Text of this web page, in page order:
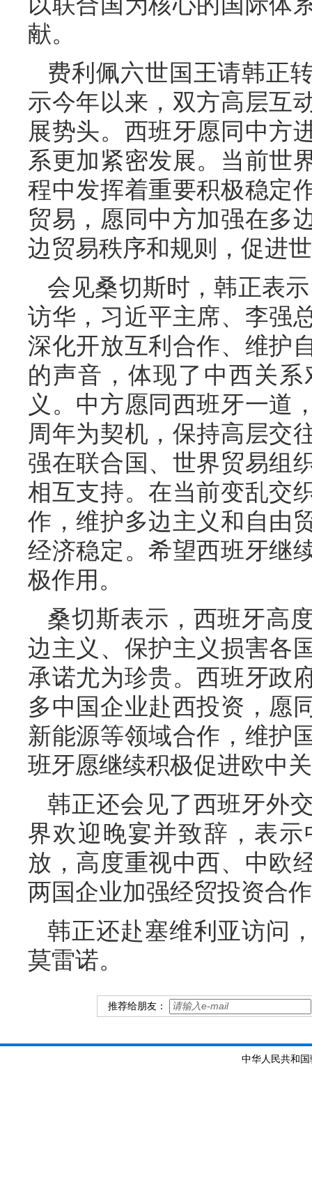
献。
费利佩六世国王请韩正
示今年以来，双方高层互
展势头。西班牙愿同中方
系更加紧密发展。当前世
程中发挥着重要积极稳定
贸易，愿同中方加强在多
边贸易秩序和规则，促进
会见桑切斯时，韩正表
访华，习近平主席、李强
深化开放互利合作、维护
的声音，体现了中西关
义。中方愿同西班牙一道
周年为契机，保持高层交
强在联合国、世界贸易组
相互支持。在当前变乱交
作，维护多边主义和自由
经济稳定。希望西班牙继
极作用。
桑切斯表示，西班牙高
边主义、保护主义损害各
承诺尤为珍贵。西班牙政
多中国企业赴西投资，愿
新能源等领域合作，维护
班牙愿继续积极促进欧中
韩正还会见了西班牙外
界欢迎晚宴并致辞，表
放，高度重视中西、中欧
两国企业加强经贸投资合
韩正还赴塞维利亚访问
莫雷诺。
推荐给朋友：
中华人民共和